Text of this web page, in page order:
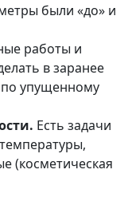
были «до» и
работы и
в заранее
по упущенному
Есть задачи
(косметическая